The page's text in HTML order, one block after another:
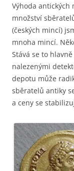
Výhoda antických
množství
(českých mincí)
mnoha mincí.
Stává se to
nalezenými
depotu může
sběratelů antiky
a ceny se